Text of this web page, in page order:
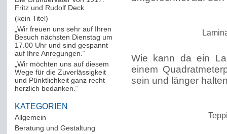
Fritz und Rudolf Deck
(kein Titel)
„Wir freuen uns sehr auf Ihren
Besuch nächsten Dienstag um
17.00 Uhr und sind gespannt
auf Ihre Anregungen.“
„Wir möchten uns auf diesem
Wege für die Zuverlässigkeit
und Pünktlichkeit ganz recht
herzlich bedanken.“
KATEGORIEN
Allgemein
Beratung und Gestaltung
Wie kann da ein
einem
sein und länger